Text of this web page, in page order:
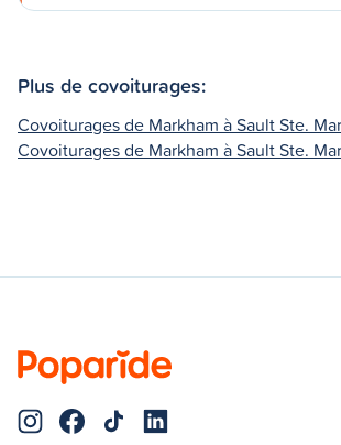
Plus de covoiturages:
Covoiturages de Markham à Sault Ste.
Covoiturages de Markham à Sault Ste.